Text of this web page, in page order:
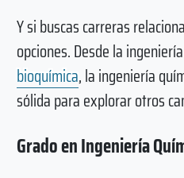
Y si buscas carreras
opciones. Desde la
bioquímica, la ingeniería
sólida para explorar otros
Grado en Ingeniería